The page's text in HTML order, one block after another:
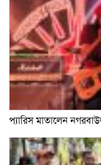
প্যারিস মাতালেন